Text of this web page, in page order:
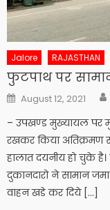
Jalore RAJASTHAN
फुटपाथ पर
Posted
on
August 12, 2021
– उपखण्ड मुख्यायल पर
रखकर किया अतिक्रमण
हालात दयनीय हो चुके
दुकानदारो ने सामान
वाहन खडे कर दिये […]